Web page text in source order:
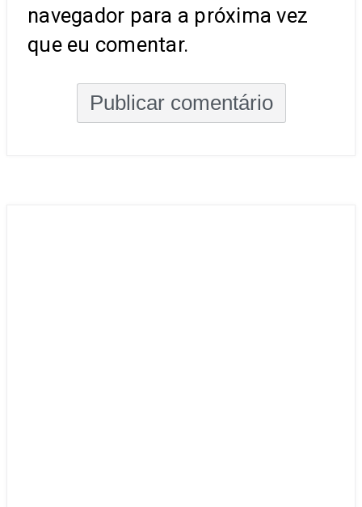
navegador para a próxima vez
que eu comentar.